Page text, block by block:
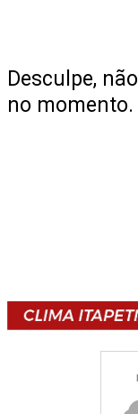
Desculpe,
no momento.